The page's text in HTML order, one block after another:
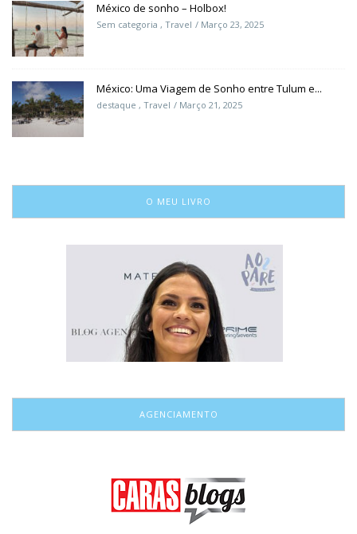
México de sonho – Holbox!
Sem categoria , Travel Março 23, 2025
México: Uma Viagem de Sonho entre Tulum e...
destaque , Travel Março 21, 2025
O MEU LIVRO
AGENCIAMENTO